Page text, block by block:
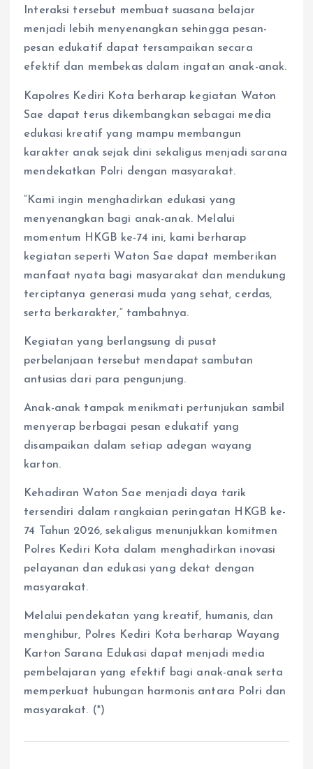
Interaksi tersebut membuat suasana belajar
menjadi lebih menyenangkan sehingga pesan-
pesan edukatif dapat tersampaikan secara
efektif dan membekas dalam ingatan anak-anak.
Kapolres Kediri Kota berharap kegiatan Waton
Sae dapat terus dikembangkan sebagai media
edukasi kreatif yang mampu membangun
karakter anak sejak dini sekaligus menjadi sarana
mendekatkan Polri dengan masyarakat.
“Kami ingin menghadirkan edukasi yang
menyenangkan bagi anak-anak. Melalui
momentum HKGB ke-74 ini, kami berharap
kegiatan seperti Waton Sae dapat memberikan
manfaat nyata bagi masyarakat dan mendukung
terciptanya generasi muda yang sehat, cerdas,
serta berkarakter,” tambahnya.
Kegiatan yang berlangsung di pusat
perbelanjaan tersebut mendapat sambutan
antusias dari para pengunjung.
Anak-anak tampak menikmati pertunjukan sambil
menyerap berbagai pesan edukatif yang
disampaikan dalam setiap adegan wayang
karton.
Kehadiran Waton Sae menjadi daya tarik
tersendiri dalam rangkaian peringatan HKGB ke-
74 Tahun 2026, sekaligus menunjukkan komitmen
Polres Kediri Kota dalam menghadirkan inovasi
pelayanan dan edukasi yang dekat dengan
masyarakat.
Melalui pendekatan yang kreatif, humanis, dan
menghibur, Polres Kediri Kota berharap Wayang
Karton Sarana Edukasi dapat menjadi media
pembelajaran yang efektif bagi anak-anak serta
memperkuat hubungan harmonis antara Polri dan
masyarakat. (*)